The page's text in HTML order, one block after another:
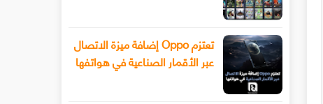
تعتزم Oppo إضافة ميزة الاتصال
عبر الأقمار الصناعية في هواتفها